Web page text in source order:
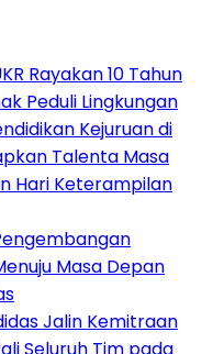
Rayakan 10 Tahun
Peduli Lingkungan
Kejuruan di
Talenta Masa
Hari Keterampilan
Masa Depan
Jalin Kemitraan